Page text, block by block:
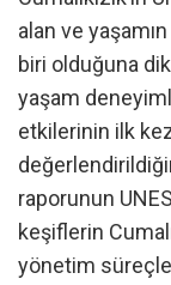
alan ve
biri olduğuna
yaşam
etkilerinin ilk
raporunun
keşiflerin
yönetim